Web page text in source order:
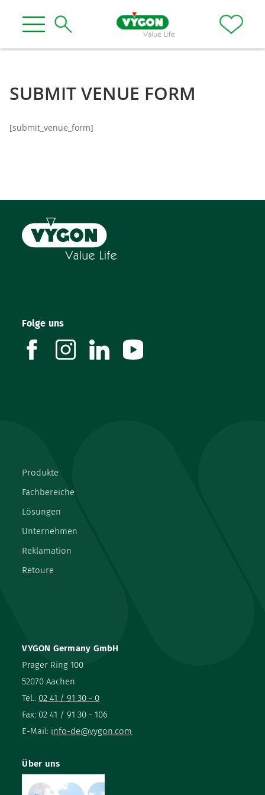
SUBMIT VENUE FORM
[submit_venue_form]
VYGON Germany GmbH
Prager Ring 100
52070 Aachen
Tel.: 02 41 / 91 30 - 0
Fax: 02 41 / 91 30 - 106
E-Mail: info-de@vygon.com
Produkte
Fachbereiche
Lösungen
Unternehmen
Reklamation
Retoure
Über uns
Folge uns